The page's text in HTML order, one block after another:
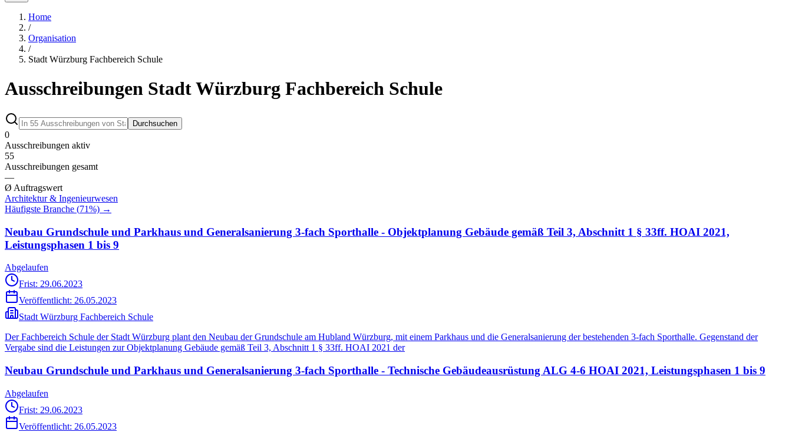
Home
/
Organisation
/
Stadt Würzburg Fachbereich Schule
Ausschreibungen Stadt Würzburg Fachbereich Schule
Durchsuchen
0
Ausschreibungen aktiv
55
Ausschreibungen gesamt
—
Ø Auftragswert
Architektur & Ingenieurwesen
Häufigste Branche (71%) →
Neubau Grundschule und Parkhaus und Generalsanierung 3-fach Sporthalle - Objektplanung Gebäude gemäß Teil 3, Abschnitt 1 § 33ff. HOAI 2021,
Leistungsphasen 1 bis 9
Abgelaufen
Frist: 29.06.2023
Veröffentlicht: 26.05.2023
Stadt Würzburg Fachbereich Schule
Der Fachbereich Schule der Stadt Würzburg plant den Neubau der Grundschule am Hubland Würzburg, mit einem Parkhaus und die Generalsanierung der bestehenden 3-fach Sporthalle. Gegenstand der
Vergabe sind die Leistungen zur Objektplanung Gebäude gemäß Teil 3, Abschnitt 1 § 33ff. HOAI 2021 der
Neubau Grundschule und Parkhaus und Generalsanierung 3-fach Sporthalle - Technische Gebäudeausrüstung ALG 4-6 HOAI 2021, Leistungsphasen 1 bis 9
Abgelaufen
Frist: 29.06.2023
Veröffentlicht: 26.05.2023